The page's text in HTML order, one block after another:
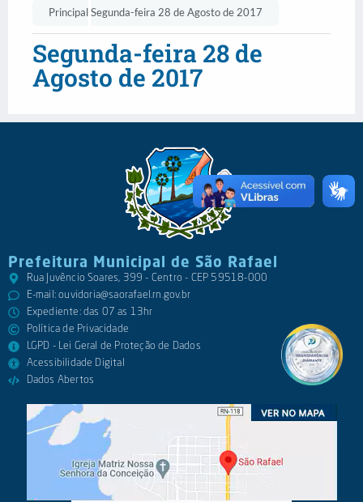
PrincipalSegunda-feira 28 de Agosto de 2017
Segunda-feira 28 de
Agosto de 2017
Prefeitura Municipal de São Rafael
Rua Juvêncio Soares, 399 - Centro - CEP 59518-000
E-mail:ouvidoria@saorafael.rn.gov.br
Expediente: das 07 as 13hr
Política de Privacidade
LGPD - Lei Geral de Proteção de Dados
Acessibilidade Digital
Dados Abertos